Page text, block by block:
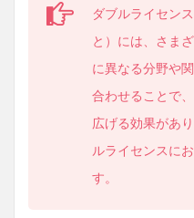
ダブルライセン
と）には、さま
に異なる分野や
合わせることで
広げる効果があ
ルライセンスに
す。